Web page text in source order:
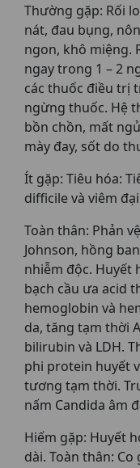
Thường gặp: Rối
nát, đau bụng,
ngon, khô miệng.
ngay trong 1 – 2
các thuốc điều trị
ngừng thuốc. Hệ
bồn chồn, mất
mày đay, sốt do
Ít gặp: Tiêu hóa:
difficile và viêm
Toàn thân: Phản
Johnson, hồng
nhiễm độc. Huyết
bạch cầu ưa acid
hemoglobin và
da, tăng tạm thời
bilirubin và LDH.
phi protein huyết
tương tạm thời.
nấm Candida âm
Hiếm gặp: Huyết
dài. Toàn thân: Co